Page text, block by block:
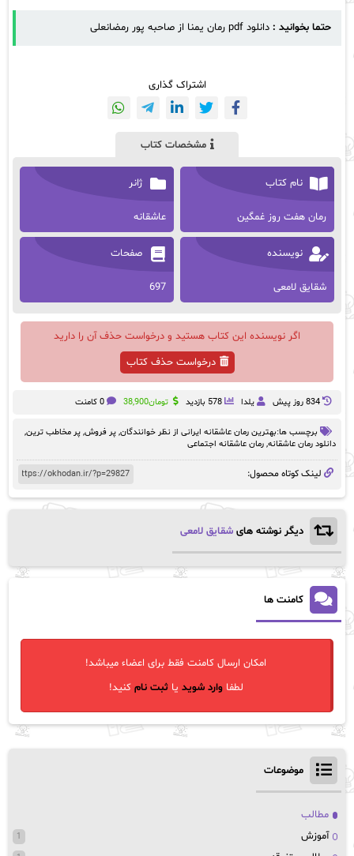
حتما بخوانید : دانلود pdf رمان یمنا از صاحبه پور رمضانعلی
اشتراک گذاری
مشخصات کتاب
نام کتاب
رمان هفت روز غمگین
ژانر
عاشقانه
نویسنده
شقایق لامعی
صفحات
697
اگر نویسنده این کتاب هستید و درخواست حذف آن را دارید
درخواست حذف کتاب
834 روز پيش یلدا 578 بازدید تومان38,900 0 کامنت
برچسب ها:بهترین رمان عاشقانه ایرانی از نظر خوانندگان, پر فروش, پر مخاطب ترین,
دانلود رمان عاشقانه, رمان عاشقانه اجتماعی
لینک کوتاه محصول:
دیگر نوشته های شقایق لامعی
کامنت ها
امکان ارسال کامنت فقط برای اعضاء میباشد!
لطفاوارد شوید یاثبت نام کنید!
موضوعات
مطالب
آموزش
1